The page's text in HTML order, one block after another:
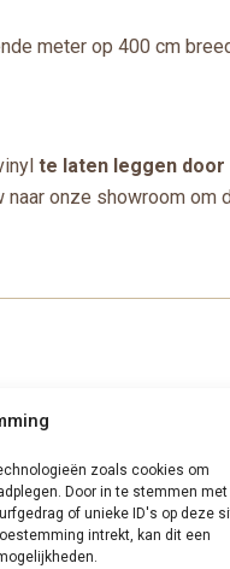
zoals cookies om
Door in te stemmen met
of unieke ID's op deze
intrekt, kan dit een
meter op 400 cm
te laten leggen
onze showroom om